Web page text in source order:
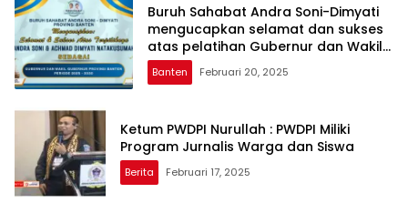
Buruh Sahabat Andra Soni-Dimyati
mengucapkan selamat dan sukses
atas pelatihan Gubernur dan Wakil
Gubernur Provinsi Banten
Banten Februari 20, 2025
Ketum PWDPI Nurullah : PWDPI Miliki
Program Jurnalis Warga dan Siswa
Berita Februari 17, 2025